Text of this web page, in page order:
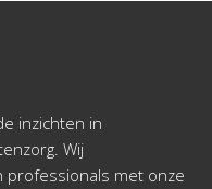
inzichten in
Wij
professionals met onze